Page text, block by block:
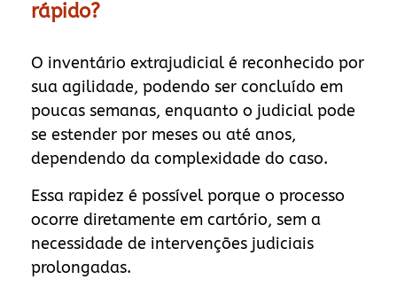
rápido?
O inventário extrajudicial é reconhecido por
sua agilidade, podendo ser concluído em
poucas semanas, enquanto o judicial pode
se estender por meses ou até anos,
dependendo da complexidade do caso.
Essa rapidez é possível porque o processo
ocorre diretamente em cartório, sem a
necessidade de intervenções judiciais
prolongadas.